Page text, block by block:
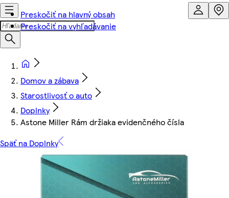
Preskočiť na hlavný obsah
Preskočiť na vyhľadávanie
Domov a zábava
Starostlivosť o auto
Doplnky
Astone Miller Rám držiaka evidenčného čísla
Späť na Doplnky